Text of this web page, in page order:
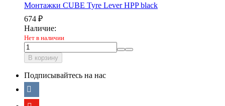
Монтажки CUBE Tyre Lever HPP black
674 ₽
Наличие:
Нет в наличии
В корзину
Подписывайтесь на нас